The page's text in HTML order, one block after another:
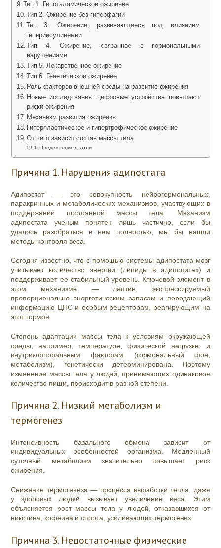
Тип 1. Гипоталамическое ожирение
Тип 2. Ожирение без гиперфагии
Тип 3. Ожирение, развивающееся под влиянием
гиперинсулинемии
Тип 4. Ожирение, связанное с гормональными
нарушениями
Тип 5. Лекарственное ожирение
Тип 6. Генетическое ожирение
Роль факторов внешней среды на развитие ожирения
Новые исследования: цифровые устройства повышают
риски ожирения
Механизм развития ожирения
Гиперпластическое и гипертрофическое ожирение
От чего зависит состав массы тела
Продолжение статьи
Причина 1. Нарушения адипостата
Адипостат — это совокупность нейрогормональных,
паракринных и метаболических механизмов, участвующих в
поддержании постоянной массы тела. Механизм
адипостата ученым понятен лишь частично, если бы
удалось разобраться в нем полностью, мы бы нашли
методы контроля веса.
Сегодня известно, что с помощью системы адипостата мозг
учитывает количество энергии (липиды в адипоцитах) и
поддерживает ее стабильный уровень. Ключевой элемент в
этом механизме — лептин, экспрессируемый
пропорционально энергетическим запасам и передающий
информацию ЦНС и особым рецепторам, реагирующим на
этот гормон.
Степень адаптации массы тела к условиям окружающей
среды, например, температуре, физической нагрузке, и
внутрикорпоральным факторам (гормональный фон,
метаболизм), генетически детерминирована. Поэтому
изменение массы тела у людей, принимающих одинаковое
количество пищи, происходит в разной степени.
Причина 2. Низкий метаболизм и
термогенез
Интенсивность базального обмена зависит от
индивидуальных особенностей организма. Медленный
суточный метаболизм значительно повышает риск
ожирения.
Снижение термогенеза — процесса выработки тепла, даже
у здоровых людей вызывает увеличение веса. Этим
объясняется рост массы тела у людей, отказавшихся от
никотина, кофеина и спорта, усиливающих термогенез.
Причина 3. Недостаточные физические